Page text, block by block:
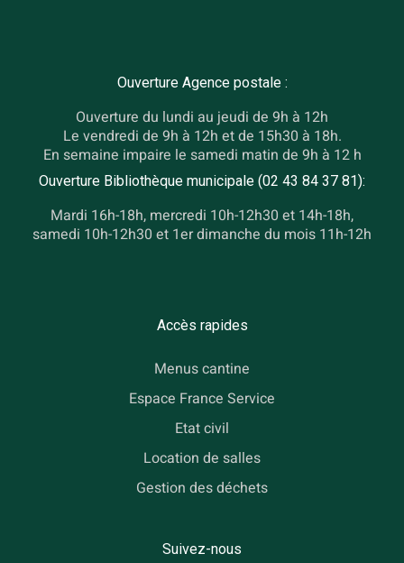
Ouverture Agence postale :
Ouverture du lundi au jeudi de 9h à 12h
Le vendredi de 9h à 12h et de 15h30 à 18h.
En semaine impaire le samedi matin de 9h à 12 h
Ouverture Bibliothèque municipale (02 43 84 37 81):
Mardi 16h-18h, mercredi 10h-12h30 et 14h-18h,
samedi 10h-12h30 et 1er dimanche du mois 11h-12h
Accès rapides
Menus cantine
Espace France Service
Etat civil
Location de salles
Gestion des déchets
Suivez-nous